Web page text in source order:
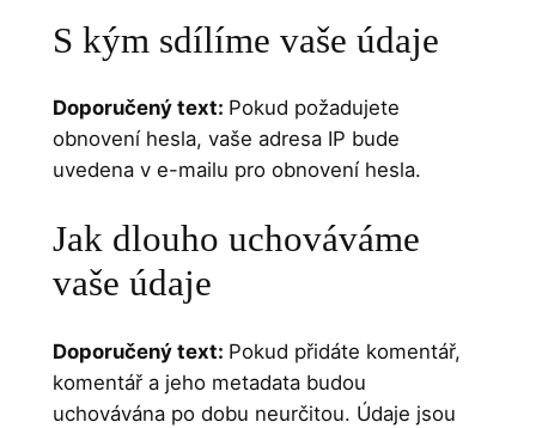
S kým sdílíme vaše údaje
Doporučený text: Pokud požadujete
obnovení hesla, vaše adresa IP bude
uvedena v e-mailu pro obnovení hesla.
Jak dlouho uchováváme
vaše údaje
Doporučený text: Pokud přidáte komentář,
komentář a jeho metadata budou
uchovávána po dobu neurčitou. Údaje jsou